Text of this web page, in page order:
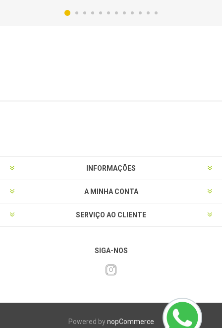
INFORMAÇÕES
A MINHA CONTA
SERVIÇO AO CLIENTE
SIGA-NOS
Powered bynopCommerce